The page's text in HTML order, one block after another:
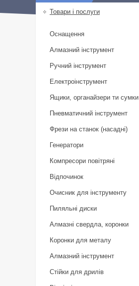
Товари і послуги
Оснащення
Алмазний інструмент
Ручний інструмент
Електроінструмент
Ящики, органайзери ти сумки
Пневматичний інструмент
Фрези на станок (насадні)
Генератори
Компресори повітряні
Відпочинок
Очисник для інструменту
Пиляльні диски
Алмазні свердла, коронки
Коронки для металу
Алмазний інструмент
Стійки для дрилів